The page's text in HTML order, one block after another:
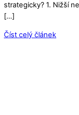
strategicky? 1. Nižší
[…]
Číst celý článek